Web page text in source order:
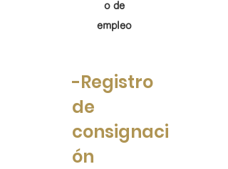
o de
empleo
-Registro
de
consignaci
ón